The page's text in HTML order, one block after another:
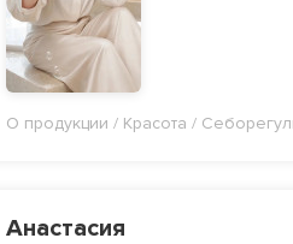
О продукции / Красота /
Анастасия